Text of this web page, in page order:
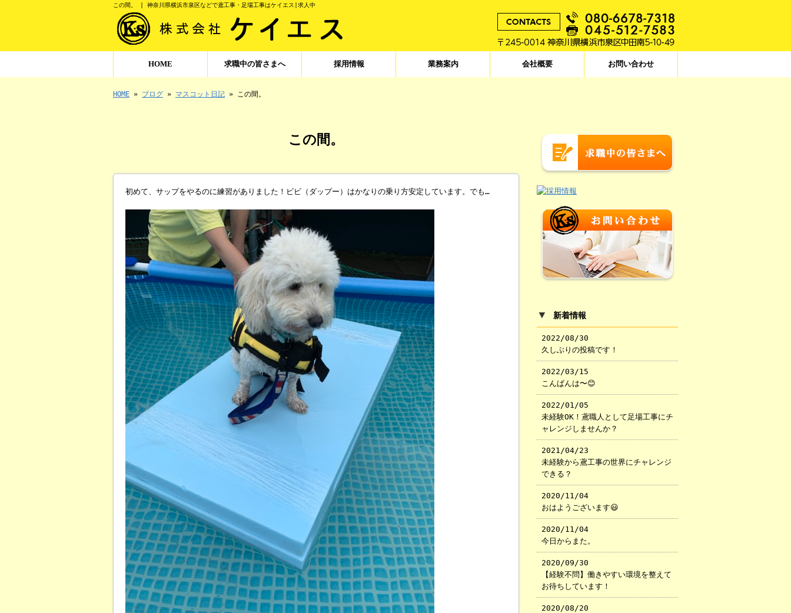
この間。 | 神奈川県横浜市泉区などで鳶工事・足場工事はケイエス|求人中
HOME 求職中の皆さまへ 採用情報 業務案内 会社概要 お問い合わせ
HOME » ブログ » マスコット日記 » この間。
この間。
初めて、サップをやるのに練習がありました！ビビ（ダップー）はかなりの乗り方安定しています。でも…
▼ 新着情報
2022/08/30
久しぶりの投稿です！
2022/03/15
こんばんは〜😊
2022/01/05
未経験OK！鳶職人として足場工事にチ
ャレンジしませんか？
2021/04/23
未経験から鳶工事の世界にチャレンジ
できる？
2020/11/04
おはようございます😃
2020/11/04
今日からまた。
2020/09/30
【経験不問】働きやすい環境を整えて
お待ちしています！
2020/08/20